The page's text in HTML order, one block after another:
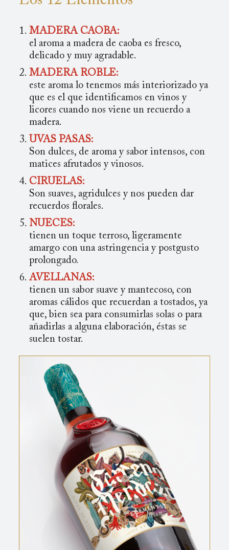
MADERA CAOBA:
el aroma a madera de caoba es fresco,
delicado y muy agradable.
MADERA ROBLE:
este aroma lo tenemos más interiorizado ya
que es el que identificamos en vinos y
licores cuando nos viene un recuerdo a
madera.
UVAS PASAS:
Son dulces, de aroma y sabor intensos, con
matices afrutados y vinosos.
CIRUELAS:
Son suaves, agridulces y nos pueden dar
recuerdos florales.
NUECES:
tienen un toque terroso, ligeramente
amargo con una astringencia y postgusto
prolongado.
AVELLANAS:
tienen un sabor suave y mantecoso, con
aromas cálidos que recuerdan a tostados, ya
que, bien sea para consumirlas solas o para
añadirlas a alguna elaboración, éstas se
suelen tostar.